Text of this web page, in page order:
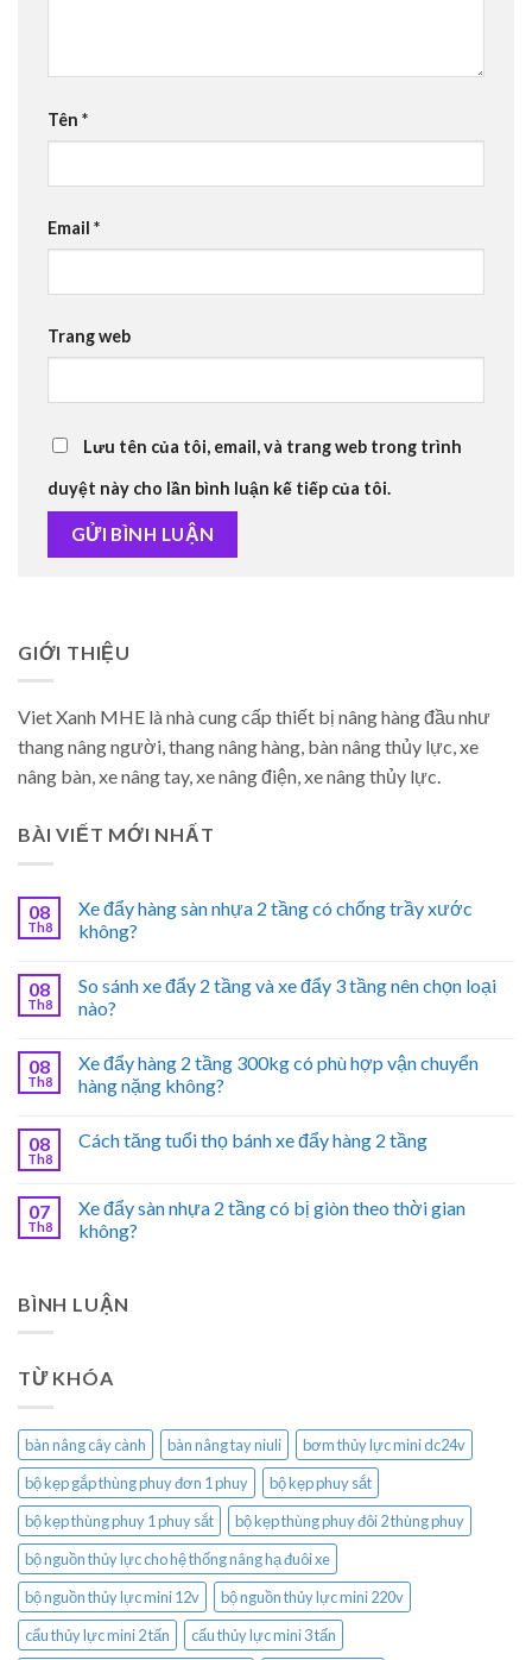
Tên *
Email *
Trang web
Lưu tên của tôi, email, và trang web trong trình
duyệt này cho lần bình luận kế tiếp của tôi.
GIỚI THIỆU
Viet Xanh MHE là nhà cung cấp thiết bị nâng hàng đầu như
thang nâng người, thang nâng hàng, bàn nâng thủy lực, xe
nâng bàn, xe nâng tay, xe nâng điện, xe nâng thủy lực.
BÀI VIẾT MỚI NHẤT
08
Th8
Xe đẩy hàng sàn nhựa 2 tầng có chống trầy xước
không?
08
Th8
So sánh xe đẩy 2 tầng và xe đẩy 3 tầng nên chọn loại
nào?
08
Th8
Xe đẩy hàng 2 tầng 300kg có phù hợp vận chuyển
hàng nặng không?
08
Th8
Cách tăng tuổi thọ bánh xe đẩy hàng 2 tầng
07
Th8
Xe đẩy sàn nhựa 2 tầng có bị giòn theo thời gian
không?
BÌNH LUẬN
TỪ KHÓA
bàn nâng cây cành bàn nâng tay niuli
bơm thủy lực mini dc24v
bộ kẹp gắp thùng phuy đơn 1 phuy
bộ kẹp phuy sắt
bộ kẹp thùng phuy 1 phuy sắt
bộ kẹp thùng phuy đôi 2 thùng phuy
bộ nguồn thủy lực cho hệ thống nâng hạ đuôi xe
bộ nguồn thủy lực mini 12v
bộ nguồn thủy lực mini 220v
cẩu thủy lực mini 2 tấn
cẩu thủy lực mini 3 tấn